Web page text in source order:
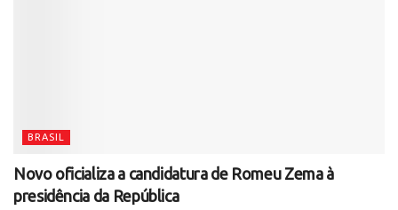
BRASIL
Novo oficializa a candidatura de Romeu Zema à
presidência da República